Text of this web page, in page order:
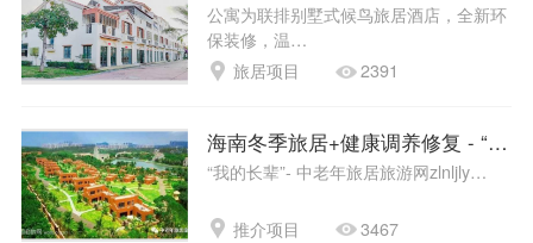
公寓为联排别墅式候鸟旅居酒店，全新环
保装修，温…
旅居项目
2391
海南冬季旅居+健康调养修复 - “我
“我的长辈”- 中老年旅居旅游网zlnljly…
推介项目 3467